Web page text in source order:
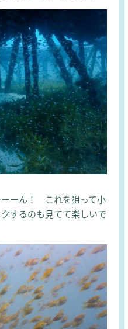
ーーん！ これを狙って小
するのも見てて楽しいで